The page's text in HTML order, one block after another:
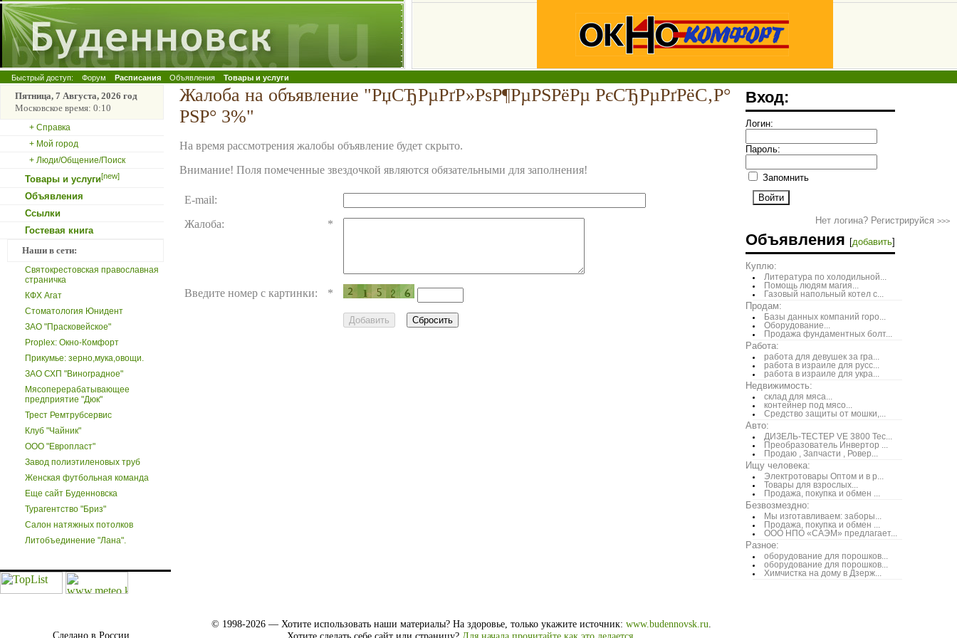
Быстрый доступ: Форум Расписания Объявления Товары и услуги
Пятница, 7 Августа, 2026 год
Московское время: 0:10
+ Справка
+ Мой город
+ Люди/Общение/Поиск
Товары и услуги[new]
Объявления
Ссылки
Гостевая книга
Наши в сети:
Святокрестовская православная
страничка
КФХ Агат
Стоматология Юнидент
ЗАО "Прасковейское"
Proplex: Окно-Комфорт
Прикумье: зерно,мука,овощи.
ЗАО СХП "Виноградное"
Мясоперерабатывающее
предприятие "Дюк"
Трест Ремтрубсервис
Клуб "Чайник"
ООО "Европласт"
Завод полиэтиленовых труб
Женская футбольная команда
Еще сайт Буденновска
Турагентство "Бриз"
Салон натяжных потолков
Литобъединение "Лана".
Жалоба на объявление "РџСЂРµРґР»РѕР¶РµРЅРёРµ РєСЂРµРґРёС‚Р°
РЅР° 3%"
На время рассмотрения жалобы объявление будет скрыто.
Внимание! Поля помеченные звездочкой являются обязательными для заполнения!
E-mail:
Жалоба:
*
Введите номер с картинки: *
Вход:
Логин:
Пароль:
Запомнить
Нет логина? Регистрируйся >>>
Объявления [добавить]
Куплю:
Литература по холодильной...
Помощь людям магия...
Газовый напольный котел с...
Продам:
Базы данных компаний горо...
Оборудование...
Продажа фундаментных болт...
Работа:
работа для девушек за гра...
работа в израиле для русс...
работа в израиле для укра...
Недвижимость:
склад для мяса...
контейнер под мясо...
Средство защиты от мошки,...
Авто:
ДИЗЕЛЬ-ТЕСТЕР VE 3800 Тес...
Преобразователь Инвертор ...
Продаю , Запчасти , Ровер...
Ищу человека:
Электротовары Оптом и в р...
Товары для взрослых...
Продажа, покупка и обмен ...
Безвозмездно:
Мы изготавливаем: заборы...
Продажа, покупка и обмен ...
ООО НПО «САЭМ» предлагает...
Разное:
оборудование для порошков...
оборудование для порошков...
Химчистка на дому в Дзерж...
Сделано в России.
© 1998-2026 — Хотите использовать наши материалы? На здоровье, только укажите источник: www.budennovsk.ru